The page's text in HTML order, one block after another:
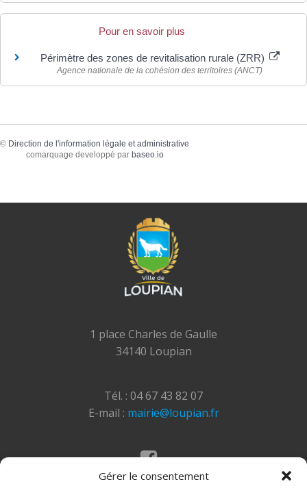
Gérer le consentement
Pour en savoir plus
Périmètre des zones de revitalisation rurale (ZRR)
Agence nationale de la cohésion des territoires (ANCT)
© Direction de l'information légale et administrative
comarquage developpé par baseo.io
1 place Charles de Gaulle
34140 Loupian
Tél. : 04 67 43 82 07
E-mail : mairie@loupian.fr